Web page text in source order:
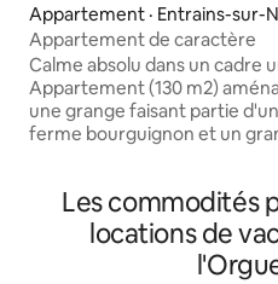
Appartement · Entrains-sur-
ain
Appartement de caractère
Calme absolu dans un cadre
Appartement (130 m2)
une grange faisant partie
ferme bourguignon et un
détendre, se promener,
jouer ou simplement se
800m du village et son
Réveillon. À proximité des
Les commodités
locations de